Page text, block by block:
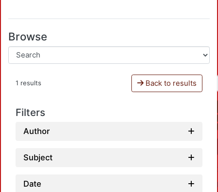
Browse
1 results Back to results
Filters
Author
Subject
Date